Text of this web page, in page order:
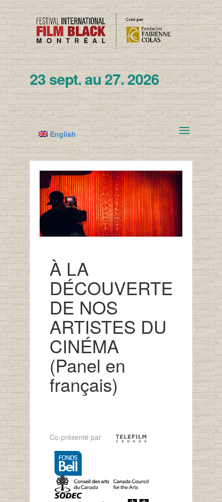
23 sept. au 27. 2026
English
À LA
DÉCOUVERTE
DE NOS
ARTISTES DU
CINÉMA
(Panel en
français)
Co-présenté par